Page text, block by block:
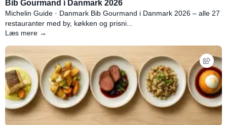
Bib Gourmand i Danmark 2026
Michelin Guide · Danmark Bib Gourmand i Danmark 2026 – alle 27
restauranter med by, køkken og prisni...
Læs mere →